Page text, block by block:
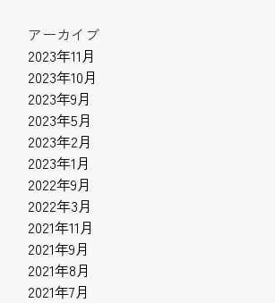
アーカイブ
2023年11月
2023年10月
2023年9月
2023年5月
2023年2月
2023年1月
2022年9月
2022年3月
2021年11月
2021年9月
2021年8月
2021年7月